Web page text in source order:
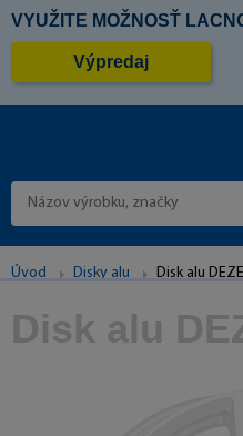
VYUŽITE MOŽNOSŤ
Výpredaj
Úvod Disky alu Disk alu
Disk alu